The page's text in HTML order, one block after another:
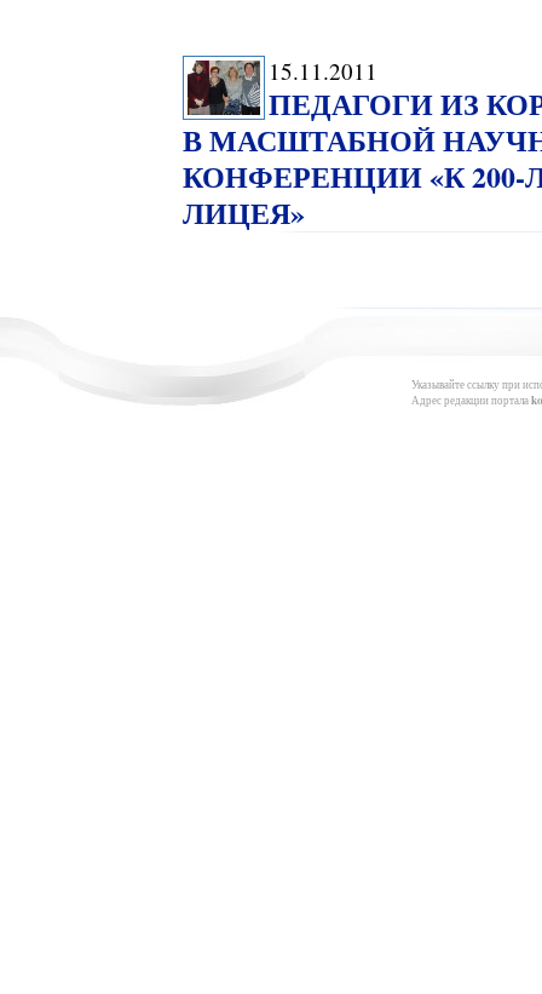
15.11.2011
ПЕДАГОГИ ИЗ
В МАСШТАБНОЙ
КОНФЕРЕНЦИИ «К
ЛИЦЕЯ»
Указывайте ссылку при
Адрес редакции портала